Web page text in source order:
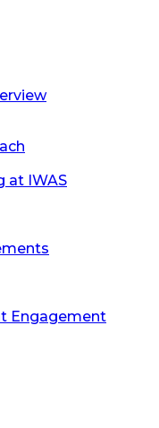
at IWAS
Engagement